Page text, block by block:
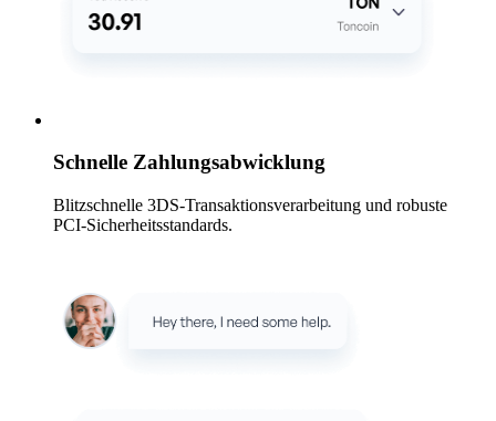
Schnelle Zahlungsabwicklung
Blitzschnelle 3DS-Transaktionsverarbeitung und robuste
PCI-Sicherheitsstandards.